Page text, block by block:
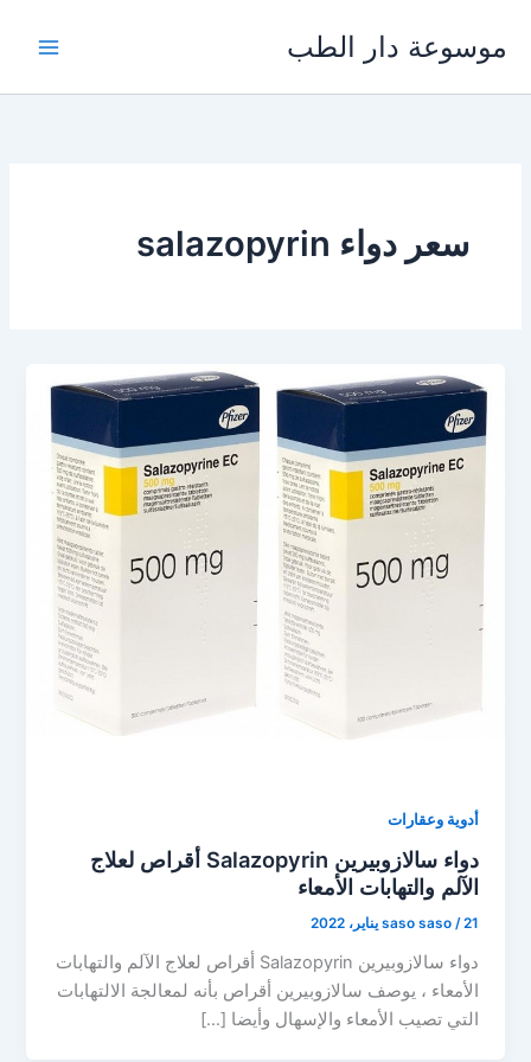
المحتوى
موسوعة دار الطب
سعر دواء salazopyrin
أدوية وعقارات
دواء سالازوبيرين Salazopyrin أقراص لعلاج
الآلم والتهابات الأمعاء
saso saso /21 يناير، 2022
دواء سالازوبيرين Salazopyrin أقراص لعلاج الآلم والتهابات
الأمعاء ، يوصف سالازوبيرين أقراص ‏بأنه لمعالجة الالتهابات
التي تصيب الأمعاء والإسهال وأيضا […]